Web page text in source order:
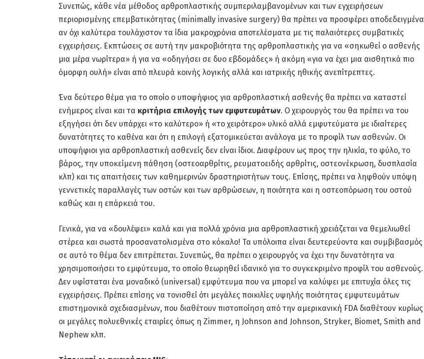
Συνεπώς, κάθε νέα μέθοδος αρθροπλαστικής συμπεριλαμβανομένων και των εγχειρήσεων
περιορισμένης επεμβατικότητας (minimally invasive surgery) θα πρέπει να προσφέρει αποδεδειγμένα
αν όχι καλύτερα τουλάχιστον τα ίδια μακροχρόνια αποτελέσματα με τις παλαιότερες συμβατικές
εγχειρήσεις. Εκπτώσεις σε αυτή την μακροβιότητα της αρθροπλαστικής για να «σηκωθεί ο ασθενής
μια μέρα νωρίτερα» ή για να «οδηγήσει σε δυο εβδομάδες» ή ακόμη «για να έχει μια αισθητικά πιο
όμορφη ουλή» είναι από πλευρά κοινής λογικής αλλά και ιατρικής ηθικής ανεπίτρεπτες.
Ένα δεύτερο θέμα για το οποίο ο υποψήφιος για αρθροπλαστική ασθενής θα πρέπει να καταστεί
ενήμερος είναι και τα κριτήρια επιλογής των εμφυτευμάτων. Ο χειρουργός του θα πρέπει να του
εξηγήσει ότι δεν υπάρχει «το καλύτερο» ή «το χειρότερο» υλικό αλλά εμφυτεύματα με ιδιαίτερες
δυνατότητες το καθένα και ότι η επιλογή εξατομικεύεται ανάλογα με το προφίλ των ασθενών. Οι
υποψήφιοι για αρθροπλαστική ασθενείς δεν είναι ίδιοι. Διαφέρουν ως προς την ηλικία, το φύλο, το
βάρος, την υποκείμενη πάθηση (οστεοαρθρίτις, ρευματοειδής αρθρίτις, οστεονέκρωση, δυσπλασία
κλπ) και τις απαιτήσεις των καθημερινών δραστηριοτήτων τους. Επίσης, πρέπει να ληφθούν υπόψη
γεννετικές παραλλαγές των οστών και των αρθρώσεων, η ποιότητα και η οστεοπόρωση του οστού
καθώς και η επάρκειά του.
Γενικά, για να «δουλέψει» καλά και για πολλά χρόνια μια αρθροπλαστική χρειάζεται να θεμελιωθεί
στέρεα και σωστά προσανατολισμένα στο κόκαλο! Τα υπόλοιπα είναι δευτερεύοντα και συμβιβασμός
σε αυτό το θέμα δεν επιτρέπεται. Συνεπώς, θα πρέπει ο χειρουργός να έχει την δυνατότητα να
χρησιμοποιήσει το εμφύτευμα, το οποίο θεωρηθεί ιδανικό για το συγκεκριμένο προφίλ του ασθενούς.
Δεν υφίσταται ένα μοναδικό (universal) εμφύτευμα που να μπορεί να καλύψει με επιτυχία όλες τις
εγχειρήσεις. Πρέπει επίσης να τονισθεί ότι μεγάλες ποικιλίες υψηλής ποιότητας εμφυτευμάτων
επιστημονικά σχεδιασμένων, που διαθέτουν πιστοποίηση από την αμερικανική FDA διαθέτουν κυρίως
οι μεγάλες πολυεθνικές εταιρίες όπως η Zimmer, η Johnson and Johnson, Stryker, Biomet, Smith and
Nephew κλπ.